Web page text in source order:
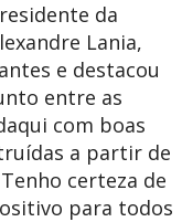
da
Lania,
e destacou
entre as
com boas
a partir de
certeza de
para todos